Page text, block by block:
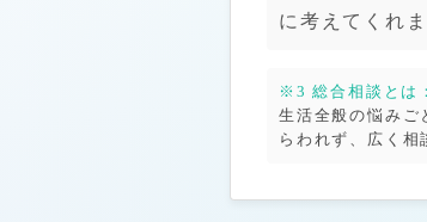
に考えてくれま
※3 総合相談とは：
生活全般の悩みご
らわれず、広く相